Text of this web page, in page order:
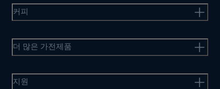
커피
더 많은 가전제품
지원